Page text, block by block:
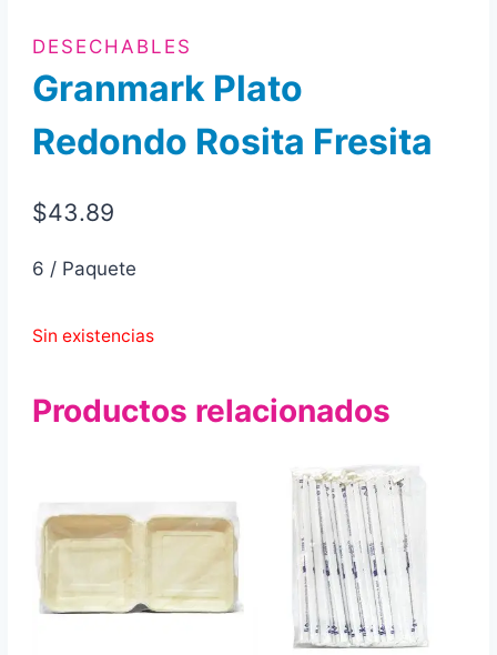
DESECHABLES
Granmark Plato
Redondo Rosita Fresita
$43.89
6 / Paquete
Sin existencias
Productos relacionados